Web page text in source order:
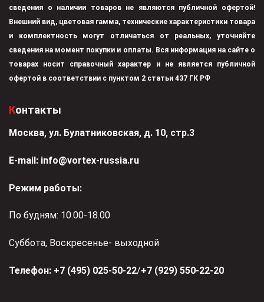
сведения о наличии товаров не являются публичной офертой!
Внешний вид, цветовая гамма, технические характеристики товара
и комплектность могут отличаться от реальных, уточняйте
сведения на момент покупки и оплаты. Вся информация на сайте о
товарах носит справочный характер и не является публичной
офертой в соответствии с пунктом 2 статьи 437 ГК РФ
Контакты
Москва, ул. Булатниковская, д. 10, стр.3
Е-mail: info@vortex-russia.ru
Режим работы:
По будням: 10.00-18.00
Суббота, Воскресенье- выходной
Телефон: +7 (495) 025-50-22/+7 (929) 550-22-20